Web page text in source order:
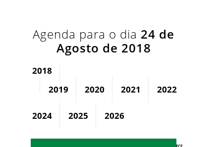
Agenda para o dia 24 de
Agosto de 2018
2018
2019
2020 2021 2022
2024 2025 2026
AGENDA IPECE